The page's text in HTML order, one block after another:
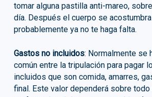
tomar alguna pastilla anti-mareo,
día. Después el cuerpo se
probablemente ya no te haga falta.
Gastos no incluidos: Normalmente se
común entre la tripulación para pagar
incluidos que son comida, amarres,
final. Este valor dependerá sobre todo